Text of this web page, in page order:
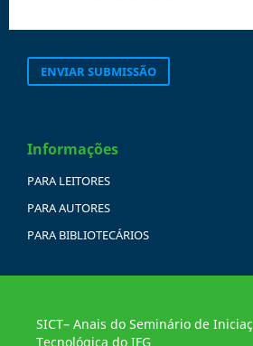
ENVIAR SUBMISSÃO
Informações
PARA LEITORES
PARA AUTORES
PARA BIBLIOTECÁRIOS
SICT– Anais do Seminário de
Tecnológica do IFG